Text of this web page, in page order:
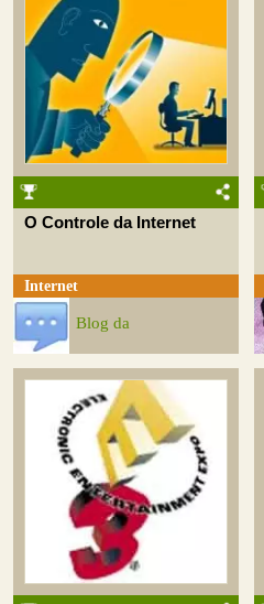
O Controle da Internet
Internet
Blog da